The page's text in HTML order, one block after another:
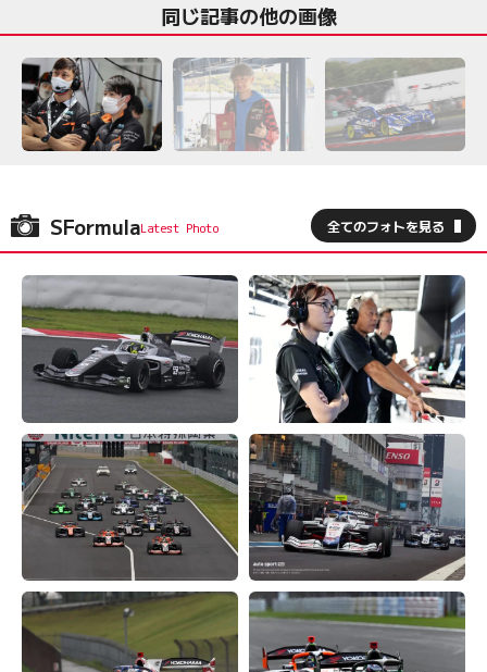
同じ記事の他の画像
SFormula 全てのフォトを見る